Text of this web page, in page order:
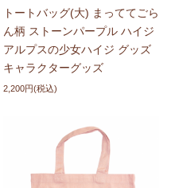
トートバッグ(大) まっててごら
ん柄 ストーンパープル ハイジ
アルプスの少女ハイジ グッズ
キャラクターグッズ
2,200円(税込)